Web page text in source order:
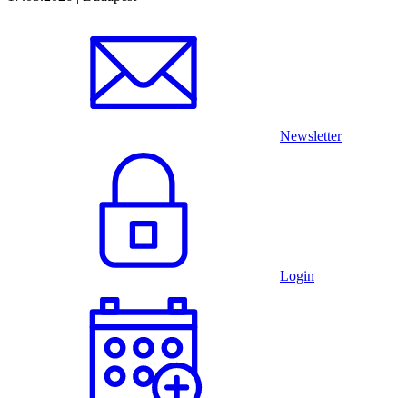
Newsletter
Login